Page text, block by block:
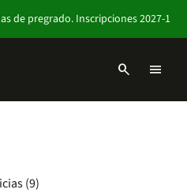
de pregrado. Inscripciones 2027-1
search menu
(9)